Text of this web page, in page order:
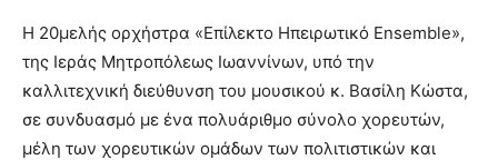
H 20μελής ορχήστρα «Επίλεκτο Ηπειρωτικό Ensemble»,
της Ιεράς Μητροπόλεως Ιωαννίνων, υπό την
καλλιτεχνική διεύθυνση του μουσικού κ. Βασίλη Κώστα,
σε συνδυασμό με ένα πολυάριθμο σύνολο χορευτών,
μέλη των χορευτικών ομάδων των πολιτιστικών και